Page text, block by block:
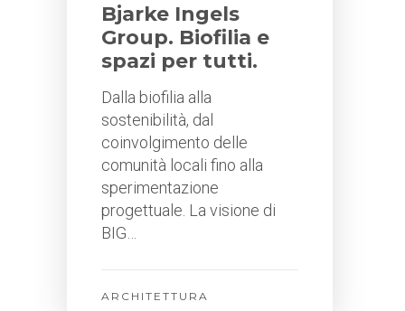
Bjarke Ingels
Group. Biofilia e
spazi per tutti.
Dalla biofilia alla
sostenibilità, dal
coinvolgimento delle
comunità locali fino alla
sperimentazione
progettuale. La visione di
BIG…
ARCHITETTURA